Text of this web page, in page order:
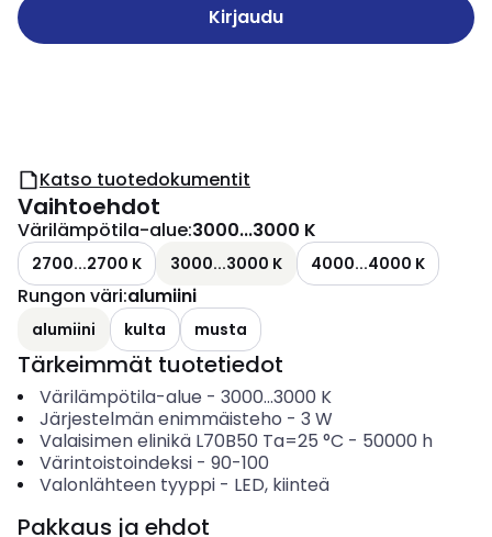
Kirjaudu
Katso tuotedokumentit
Vaihtoehdot
Värilämpötila-alue:3000...3000 K
2700...2700 K 3000...3000 K 4000...4000 K
Rungon väri:alumiini
alumiini kulta musta
Tärkeimmät tuotetiedot
Värilämpötila-alue - 3000...3000 K
Järjestelmän enimmäisteho - 3 W
Valaisimen elinikä L70B50 Ta=25 °C - 50000 h
Värintoistoindeksi- 90-100
Valonlähteen tyyppi- LED, kiinteä
Pakkaus ja ehdot